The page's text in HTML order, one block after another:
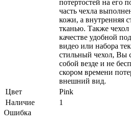
потертостей на его
часть чехла
кожи, а внутренняя
тканью. Также
качестве удобной
видео или набора
стильный чехол, Вы
собой везде и не
скором времени
внешний вид.
Цвет
Pink
Наличие
1
Ошибка